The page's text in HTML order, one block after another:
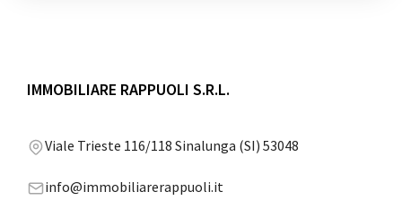
IMMOBILIARE RAPPUOLI S.R.L.
Viale Trieste 116/118 Sinalunga (SI) 53048
info@immobiliarerappuoli.it